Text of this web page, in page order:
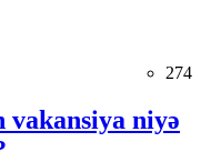
274
vakansiya niyə